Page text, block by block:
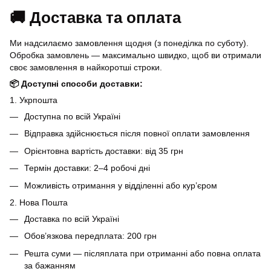
🚚 Доставка та оплата
Ми надсилаємо замовлення щодня (з понеділка по суботу).
Обробка замовлень — максимально швидко, щоб ви отримали
своє замовлення в найкоротші строки.
📦 Доступні способи доставки:
1. Укрпошта
Доступна по всій Україні
Відправка здійснюється після повної оплати замовлення
Орієнтовна вартість доставки: від 35 грн
Термін доставки: 2–4 робочі дні
Можливість отримання у відділенні або кур’єром
2. Нова Пошта
Доставка по всій Україні
Обов’язкова передплата: 200 грн
Решта суми — післяплата при отриманні або повна оплата
за бажанням